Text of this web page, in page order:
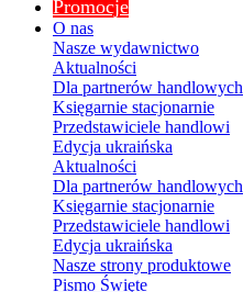
Promocje
O nas
Nasze wydawnictwo
Aktualności
Dla partnerów handlowych
Księgarnie stacjonarnie
Przedstawiciele handlowi
Edycja ukraińska
Aktualności
Dla partnerów handlowych
Księgarnie stacjonarnie
Przedstawiciele handlowi
Edycja ukraińska
Nasze strony produktowe
Pismo Święte